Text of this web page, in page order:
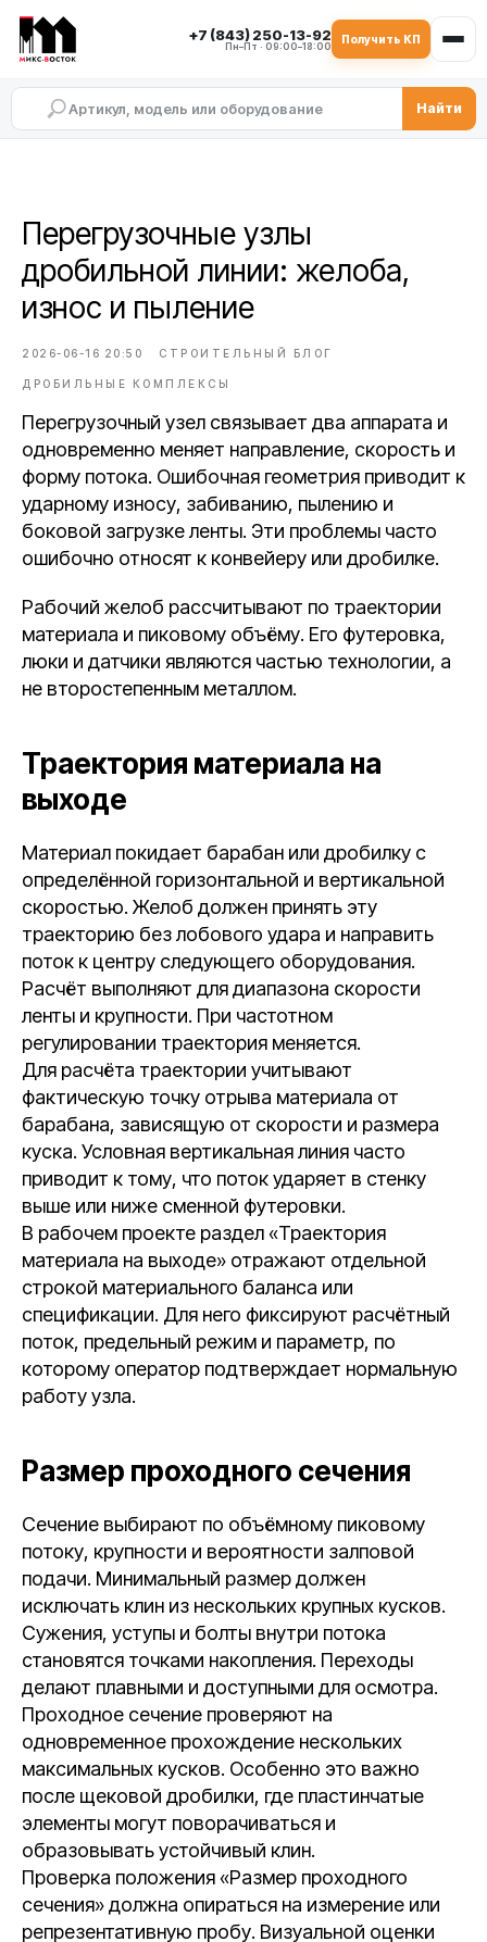
+7 (843) 250-13-92
Пн–Пт · 09:00–18:00
Получить КП
Найти
Перегрузочные узлы
дробильной линии: желоба,
износ и пыление
2026-06-16 20:50 СТРОИТЕЛЬНЫЙ БЛОГ
ДРОБИЛЬНЫЕ КОМПЛЕКСЫ
Перегрузочный узел связывает два аппарата и
одновременно меняет направление, скорость и
форму потока. Ошибочная геометрия приводит к
ударному износу, забиванию, пылению и
боковой загрузке ленты. Эти проблемы часто
ошибочно относят к конвейеру или дробилке.
Рабочий желоб рассчитывают по траектории
материала и пиковому объёму. Его футеровка,
люки и датчики являются частью технологии, а
не второстепенным металлом.
Траектория материала на
выходе
Материал покидает барабан или дробилку с
определённой горизонтальной и вертикальной
скоростью. Желоб должен принять эту
траекторию без лобового удара и направить
поток к центру следующего оборудования.
Расчёт выполняют для диапазона скорости
ленты и крупности. При частотном
регулировании траектория меняется.
Для расчёта траектории учитывают
фактическую точку отрыва материала от
барабана, зависящую от скорости и размера
куска. Условная вертикальная линия часто
приводит к тому, что поток ударяет в стенку
выше или ниже сменной футеровки.
В рабочем проекте раздел «Траектория
материала на выходе» отражают отдельной
строкой материального баланса или
спецификации. Для него фиксируют расчётный
поток, предельный режим и параметр, по
которому оператор подтверждает нормальную
работу узла.
Размер проходного сечения
Сечение выбирают по объёмному пиковому
потоку, крупности и вероятности залповой
подачи. Минимальный размер должен
исключать клин из нескольких крупных кусков.
Сужения, уступы и болты внутри потока
становятся точками накопления. Переходы
делают плавными и доступными для осмотра.
Проходное сечение проверяют на
одновременное прохождение нескольких
максимальных кусков. Особенно это важно
после щековой дробилки, где пластинчатые
элементы могут поворачиваться и
образовывать устойчивый клин.
Проверка положения «Размер проходного
сечения» должна опираться на измерение или
репрезентативную пробу. Визуальной оценки